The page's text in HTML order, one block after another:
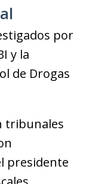
por
y la
de Drogas
tribunales
presidente